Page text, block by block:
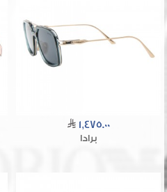
1,475.00
برادا